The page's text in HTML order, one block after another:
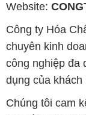
Website:
Công ty Hóa
chuyên kinh
công nghiệp đa
dụng của khách
Chúng tôi cam